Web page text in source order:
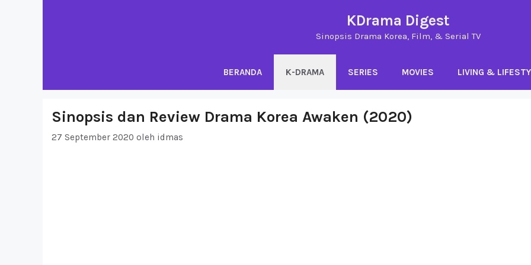
KDrama Digest
Sinopsis Drama Korea, Film, & Serial TV
BERANDA K-DRAMA SERIES MOVIES LIVING &
Sinopsis dan Review Drama Korea Awaken (2020)
27 September 2020 oleh idmas